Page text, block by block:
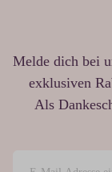
Melde dich bei
exklusiven
Als